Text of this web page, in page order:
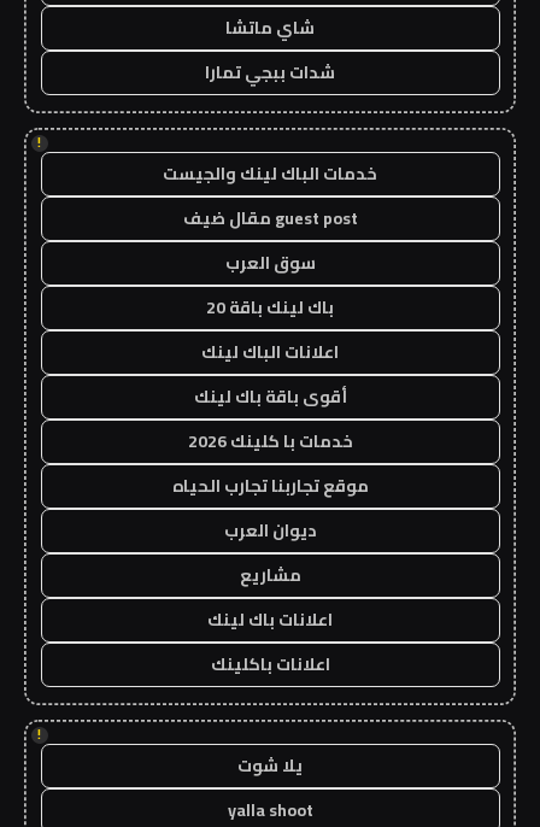
شاي ماتشا
شدات ببجي تمارا
!
خدمات الباك لينك والجيست
guest post مقال ضيف
سوق العرب
باك لينك باقة 20
اعلانات الباك لينك
أقوى باقة باك لينك
خدمات با كلينك 2026
موقع تجاربنا تجارب الحياه
ديوان العرب
مشاريع
اعلانات باك لينك
اعلانات باكلينك
!
يلا شوت
yalla shoot